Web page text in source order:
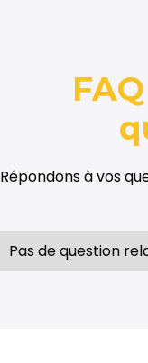
Répondons à vos
Pas de question